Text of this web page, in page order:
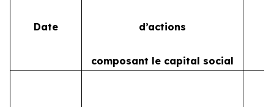
Date d’actions
composant le capital social